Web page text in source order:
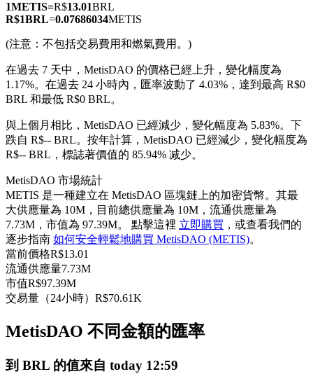
USDC永續
多種以USDC結算的永續合約
跟單
與頂尖交易專家同行
1METIS=R$13.01BRL
R$1BRL=0.07686034METIS
(注意：不包括交易費用和燃氣費用。)
在過去 7 天中，MetisDAO 的價格已經上升，變化幅度為
1.17%。 在過去 24 小時內，匯率波動了 4.03%，達到最高 R$0
BRL 和最低 R$0 BRL。
與上個月相比，MetisDAO 已經減少，變化幅度為 5.83%。下
跌自 R$-- BRL。 按年計算，MetisDAO 已經減少，變化幅度為
R$-- BRL，標誌著價值的 85.94% 减少。
MetisDAO 市場統計
METIS 是一種建立在 MetisDAO 區塊鏈上的加密貨幣。其最
大供應量為 10M，目前總供應量為 10M，流通供應量為
7.73M，市值為 97.39M。 點擊這裡 立即購買 ，或查看我們的
逐步指南 如何安全輕鬆地購買 MetisDAO (METIS)。
當前價格R$13.01
流通供應量7.73M
市值R$97.39M
交易量（24小時） R$70.61K
MetisDAO 不同金額的匯率
到 BRL 的值來自 today 12:59